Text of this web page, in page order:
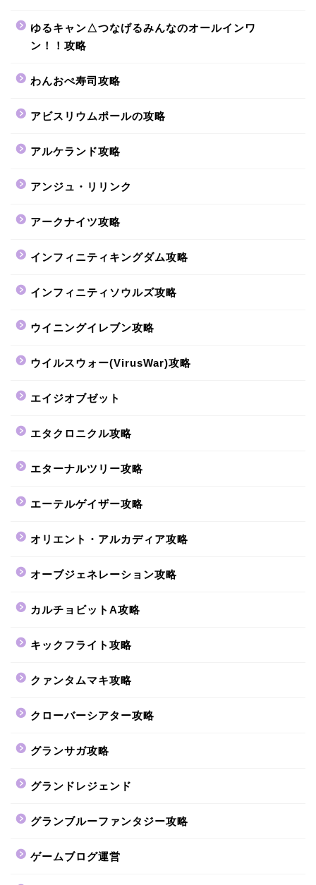
ゆるキャン△つなげるみんなのオールインワ
ン！！攻略
わんおぺ寿司攻略
アビスリウムポールの攻略
アルケランド攻略
アンジュ・リリンク
アークナイツ攻略
インフィニティキングダム攻略
インフィニティソウルズ攻略
ウイニングイレブン攻略
ウイルスウォー(VirusWar)攻略
エイジオブゼット
エタクロニクル攻略
エターナルツリー攻略
エーテルゲイザー攻略
オリエント・アルカディア攻略
オーブジェネレーション攻略
カルチョビットA攻略
キックフライト攻略
クァンタムマキ攻略
クローバーシアター攻略
グランサガ攻略
グランドレジェンド
グランブルーファンタジー攻略
ゲームブログ運営